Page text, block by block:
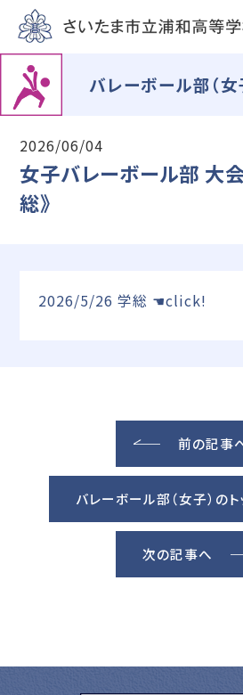
バレーボール部（
2026/06/04
女子バレーボール部 大
総》
2026/5/26 学総 ☚click!
前の記事
バレーボール部（女子）の
次の記事へ